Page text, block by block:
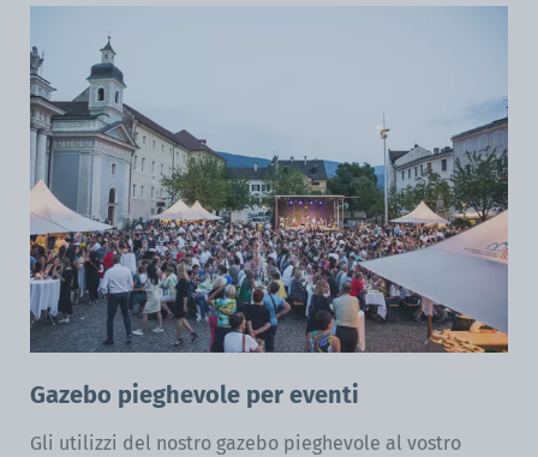
Gazebo pieghevole per eventi
Gli utilizzi del nostro gazebo pieghevole al vostro